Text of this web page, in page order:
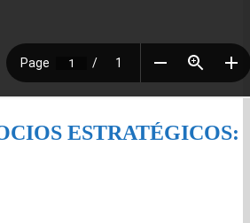
ESTRATÉGICOS: